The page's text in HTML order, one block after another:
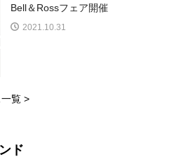
Bell＆Rossフェア開催
2021.10.31
覧 >
ド